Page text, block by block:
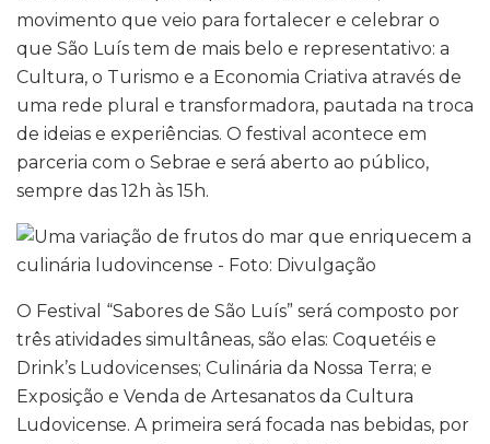
movimento que veio para fortalecer e celebrar o
que São Luís tem de mais belo e representativo: a
Cultura, o Turismo e a Economia Criativa através de
uma rede plural e transformadora, pautada na troca
de ideias e experiências. O festival acontece em
parceria com o Sebrae e será aberto ao público,
sempre das 12h às 15h.
O Festival “Sabores de São Luís” será composto por
três atividades simultâneas, são elas: Coquetéis e
Drink’s Ludovicenses; Culinária da Nossa Terra; e
Exposição e Venda de Artesanatos da Cultura
Ludovicense. A primeira será focada nas bebidas, por